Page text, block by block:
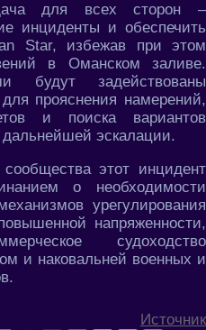
для всех сторон –
инциденты и обеспечить
Star, избежав при этом
в Оманском заливе.
будут задействованы
прояснения намерений,
и поиска вариантов
эскалации.
этот инцидент
о необходимости
урегулирования
напряженности,
судоходство
и наковальней военных и
Источник